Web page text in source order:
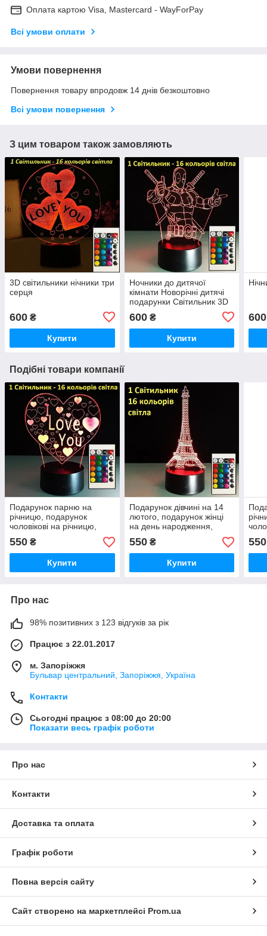
Оплата картою Visa, Mastercard - WayForPay
Всі умови оплати
Умови повернення
Повернення товару впродовж 14 днів безкоштовно
Всі умови повернення
З цим товаром також замовляють
3D світильники нічники три
серця
600 ₴
Купити
Ночники до дитячої
кімнати Новорічні дитячі
подарунки Світильник 3D
600₴
Купити
600
Подібні товари компанії
Подарунок парню на
річницю, подарунок
чоловікові на річницю,
креативні подарунки
чоловікові
550 ₴
Купити
Подарунок дівчині на 14
лютого, подарунок жінці
на день народження,
подарунок жінці на
річницю
550₴
Купити
550
Про нас
98% позитивних з 123 відгуків за рік
Працює з 22.01.2017
м. Запоріжжя
Бульвар центральний, Запоріжжя, Україна
Контакти
Сьогодні працює з 08:00 до 20:00
Показати весь графік роботи
Про нас
Контакти
Доставка та оплата
Графік роботи
Повна версія сайту
Сайт створено на маркетплейсі Prom.ua